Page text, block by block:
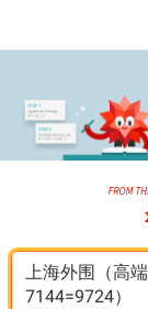
上海外围（高
7144=9724）